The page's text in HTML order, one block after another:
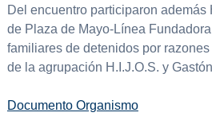
Del encuentro participaron además
de Plaza de Mayo-Línea
familiares de detenidos por
de la agrupación H.I.J.O.S. y
Documento Organismo